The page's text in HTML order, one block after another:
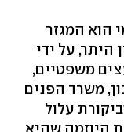
הוא המגזר
היתר, על ידי
משפטיים,
משרד הפנים
עלול
היוזמה שהיא